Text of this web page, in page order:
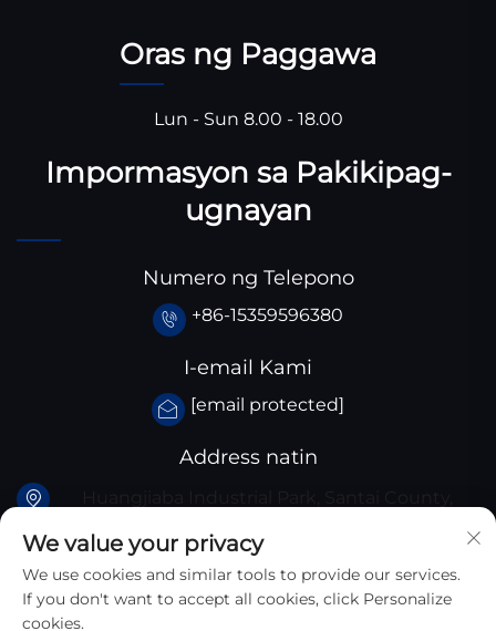
Oras ng Paggawa
Lun - Sun 8.00 - 18.00
Impormasyon sa Pakikipag-
ugnayan
Numero ng Telepono
+86-15359596380
I-email Kami
[email protected]
Address natin
Sichuan Province, China
We value your privacy
We use cookies and similar tools to provide our services.
If you don't want to accept all cookies, click Personalize
cookies.